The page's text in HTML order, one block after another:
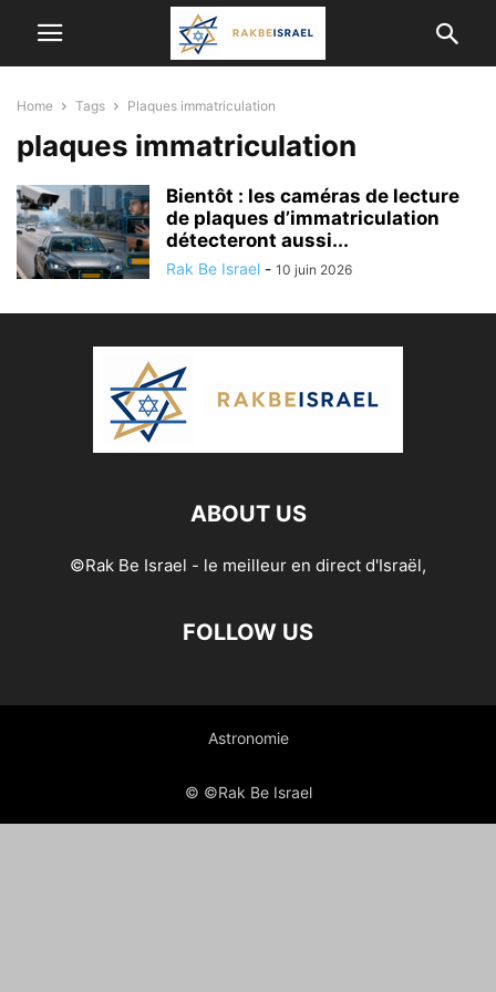
Home Tags Plaques immatriculation
plaques immatriculation
Bientôt : les caméras de lecture
de plaques d’immatriculation
détecteront aussi...
Rak Be Israel - 10 juin 2026
ABOUT US
©Rak Be Israel - le meilleur en direct d'Israël,
FOLLOW US
Astronomie
© ©Rak Be Israel